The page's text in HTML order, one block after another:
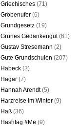
Griechisches (71)
Gröbenufer (6)
Grundgesetz (19)
Grünes Gedankengut(61)
Gustav Stresemann (2)
Gute Grundschulen (207)
Habeck (3)
Hagar (7)
Hannah Arendt(5)
Harzreise im Winter (9)
Haß (36)
Hashtag #Me (9)